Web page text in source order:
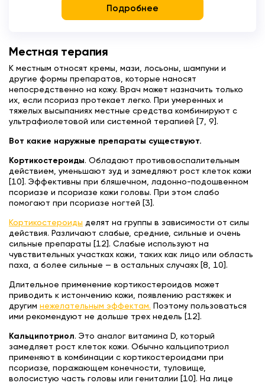
Подробнее
Местная терапия
К местным относят кремы, мази, лосьоны, шампуни и
другие формы препаратов, которые наносят
непосредственно на кожу. Врач может назначить только
их, если псориаз протекает легко. При умеренных и
тяжелых высыпаниях местные средства комбинируют с
ультрафиолетовой или системной терапией [7, 9].
Вот какие наружные препараты существуют.
Кортикостероиды. Обладают противовоспалительным
действием, уменьшают зуд и замедляют рост клеток кожи
[10]. Эффективны при бляшечном, ладонно-подошвенном
псориазе и псориазе кожи головы. При этом слабо
помогают при псориазе ногтей [3].
Кортикостероиды делят на группы в зависимости от силы
действия. Различают слабые, средние, сильные и очень
сильные препараты [12]. Слабые используют на
чувствительных участках кожи, таких как лицо или область
паха, а более сильные — в остальных случаях [8, 10].
Длительное применение кортикостероидов может
приводить к истончению кожи, появлению растяжек и
другим нежелательным эффектам. Поэтому пользоваться
ими рекомендуют не дольше трех недель [12].
Кальципотриол. Это аналог витамина D, который
замедляет рост клеток кожи. Обычно кальципотриол
применяют в комбинации с кортикостероидами при
псориазе, поражающем конечности, туловище,
волосистую часть головы или гениталии [10]. На лице